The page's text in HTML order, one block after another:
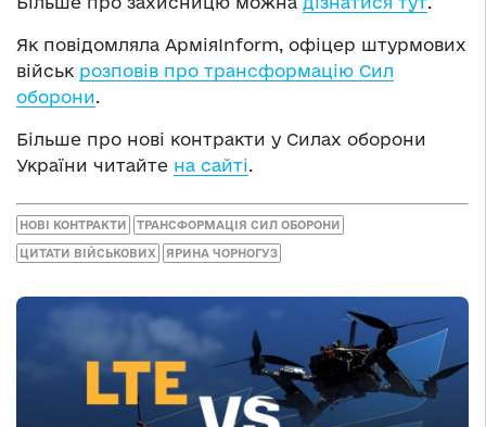
Як повідомляла АрміяInform, офіцер штурмових
військ розповів про трансформацію Сил
оборони.
Більше про нові контракти у Силах оборони
України читайте на сайті.
НОВІ КОНТРАКТИ ТРАНСФОРМАЦІЯ СИЛ ОБОРОНИ
ЦИТАТИ ВІЙСЬКОВИХ ЯРИНА ЧОРНОГУЗ